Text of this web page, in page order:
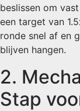
beslissen om
een target van
ronde snel af en
blijven hangen.
2.
Stap